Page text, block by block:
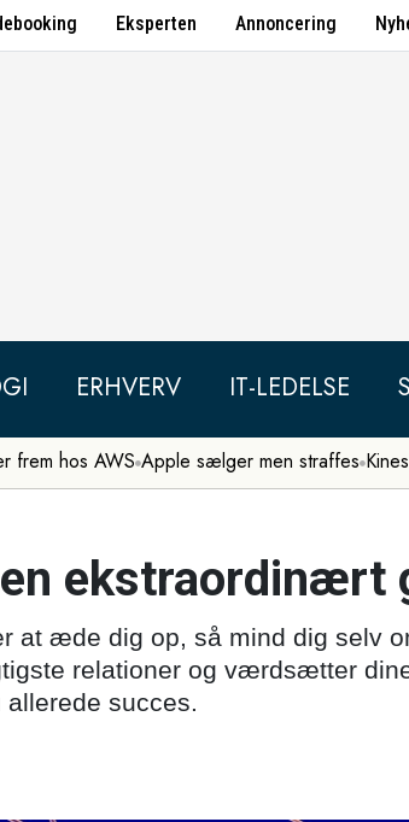
Eksperten Annoncering
ERHVERV IT-LEDELSE
frem hos AWS Apple sælger men straffes
ekstraordinært
at æde dig op, så mind dig selv
relationer og værdsætter
succes.